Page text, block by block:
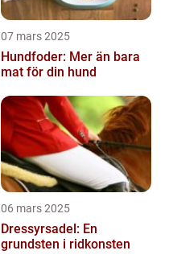
07 mars 2025
Hundfoder: Mer än bara
mat för din hund
06 mars 2025
Dressyrsadel: En
grundsten i ridkonsten